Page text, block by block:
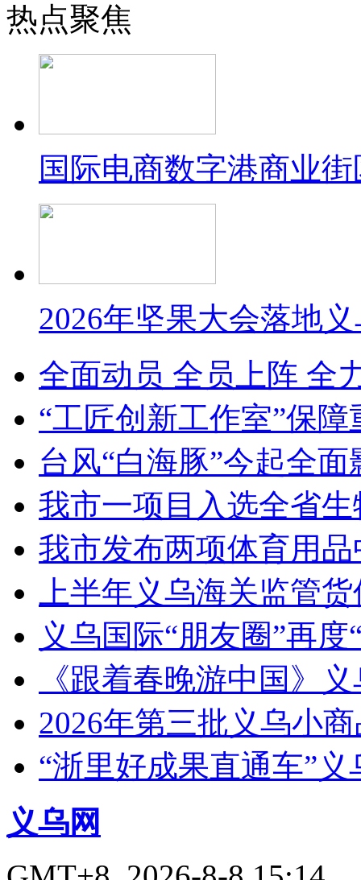
热点聚焦
国际电商数字港商业
2026年坚果大会落地
全面动员 全员上阵 全
“工匠创新工作室”保
台风“白海豚”今起全面
我市一项目入选全省
我市发布两项体育用
上半年义乌海关监管
义乌国际“朋友圈”再度
《跟着春晚游中国》
2026年第三批义乌小
“浙里好成果直通车”
义乌网